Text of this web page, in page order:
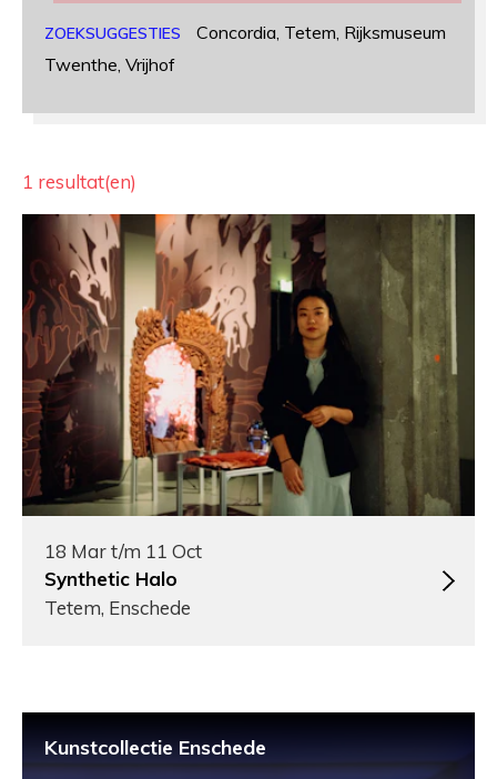
ZOEKSUGGESTIES Concordia, Tetem, Rijksmuseum
Twenthe, Vrijhof
1 resultat(en)
18 Mar t/m 11 Oct
Synthetic Halo
Tetem, Enschede
Kunstcollectie Enschede